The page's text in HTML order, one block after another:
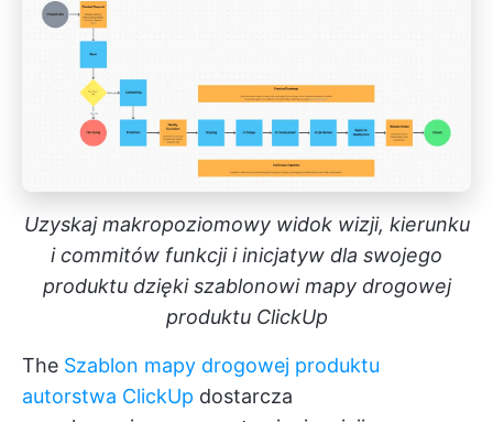
Uzyskaj makropoziomowy widok wizji, kierunku
i commitów funkcji i inicjatyw dla swojego
produktu dzięki szablonowi mapy drogowej
produktu ClickUp
The Szablon mapy drogowej produktu
autorstwa ClickUp dostarcza